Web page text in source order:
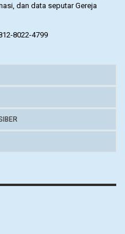
dan data seputar Gereja
8022-4799